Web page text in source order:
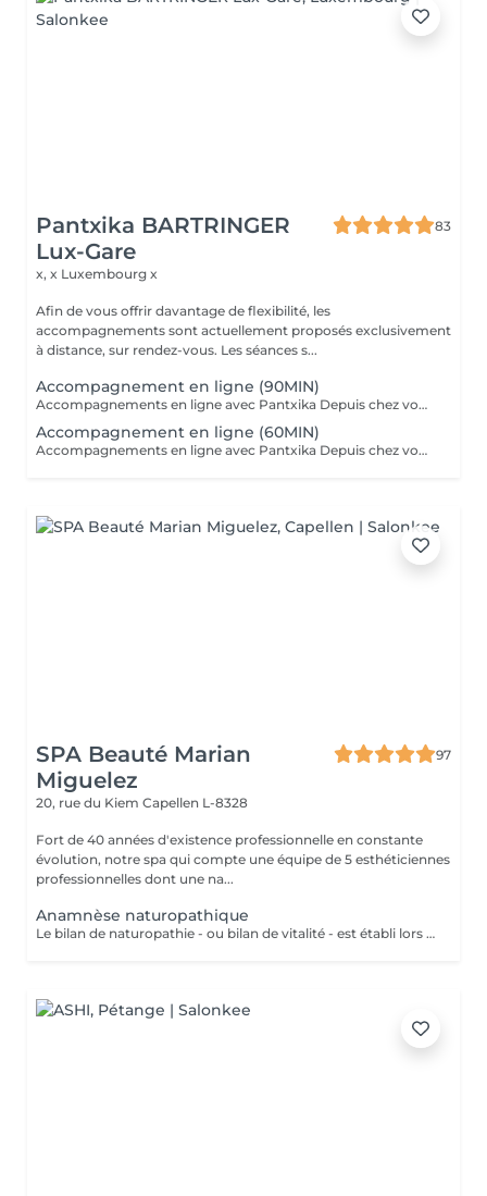
Pantxika BARTRINGER
Lux-Gare
83
x, x Luxembourg x
Afin de vous offrir davantage de flexibilité, les
accompagnements sont actuellement proposés exclusivement
à distance, sur rendez-vous. Les séances s...
Accompagnement en ligne (90MIN)
Accompagnements en ligne avec Pantxika Depuis chez vous, bénéficiez d'un accompagnement sur-mesure pour retrouver équilibre et sérénité. Chaque séance commence par une anamnèse pour comprendre votre parcours, vos besoins et vos attentes. Parce que chaque personne est unique, l'accompagnement est entièrement personnalisé. EFT (Emotional Freedom Techniques) : Libérez-vous des blocages émotionnels, du stress et des croyances limitantes grâce à cette technique de libération des émotions. IEP (Intention-Based Energy Process - Steve Wells) : Une approche puissante pour travailler sur vos résistances inconscientes et renforcer votre résilience. Reiki : Recevez une harmonisation énergétique à distance pour apaiser le corps et l'esprit. Réflexologie palmaire : Stimulez les points réflexes des mains pour favoriser le bien-être général. Comment ça marche ? Prenez rendez-vous en ligne. Recevez un lien Zoom après votre réservation. Connectez-vous à l'heure convenue pour votre séance. Où que vous soyez, je vous accompagne avec bienveillance et efficacité. Réservez votre séance dès maintenant Pantxika
Accompagnement en ligne (60MIN)
Accompagnements en ligne avec Pantxika Depuis chez vous, bénéficiez d'un accompagnement sur-mesure pour retrouver équilibre et sérénité. Chaque séance commence par une anamnèse pour comprendre votre parcours, vos besoins et vos attentes. Parce que chaque personne est unique, l'accompagnement est entièrement personnalisé. EFT (Emotional Freedom Techniques) : Libérez-vous des blocages émotionnels, du stress et des croyances limitantes grâce à cette technique de libération des émotions. IEP (Intention-Based Energy Process - Steve Wells) : Une approche puissante pour travailler sur vos résistances inconscientes et renforcer votre résilience. Reiki : Recevez une harmonisation énergétique à distance pour apaiser le corps et l'esprit. Réflexologie palmaire : Stimulez les points réflexes des mains pour favoriser le bien-être général. Comment ça marche ? Prenez rendez-vous en ligne. Recevez un lien Zoom après votre réservation. Connectez-vous à l'heure convenue pour votre séance. Où que vous soyez, je vous accompagne avec bienveillance et efficacité. Réservez votre séance dès maintenant Pantxika
SPA Beauté Marian
Miguelez
97
20, rue du Kiem Capellen L-8328
Fort de 40 années d'existence professionnelle en constante
évolution, notre spa qui compte une équipe de 5 esthéticiennes
professionnelles dont une na...
Anamnèse naturopathique
Le bilan de naturopathie - ou bilan de vitalité - est établi lors de la première rencontre avec Esmeralda, naturopathe diplômée, qui sera en mesure de vous conseiller en: La Bromatologie : rééducation alimentaire Kinésiologie: (exercice physique) être bien dans son corps (diplômée en yoga kundalini et acharya yoga en cours) Psychologie être bien avec soi et les autres (relaxation, gestion du stress..)(redirection vers les praticiens compétents) Hydrologie : utilisation de l'eau froide ou chaude ou en alternance, douche, bain, hamman, sauna, enveloppements(ici à l'institut) Chirologie : les techniques manuelles (massage)(ici à l'institut) La Réflexologie : les techniques reflexes (ciblées sur le pied, oreille, nez et dos (ici, à l'institut) Pneumologie : les techniques respiratoires (inspirées du yoga, pranayama)(ici à l'institut) Phytologie : l'utilisation des plantes (ici à l'institut)